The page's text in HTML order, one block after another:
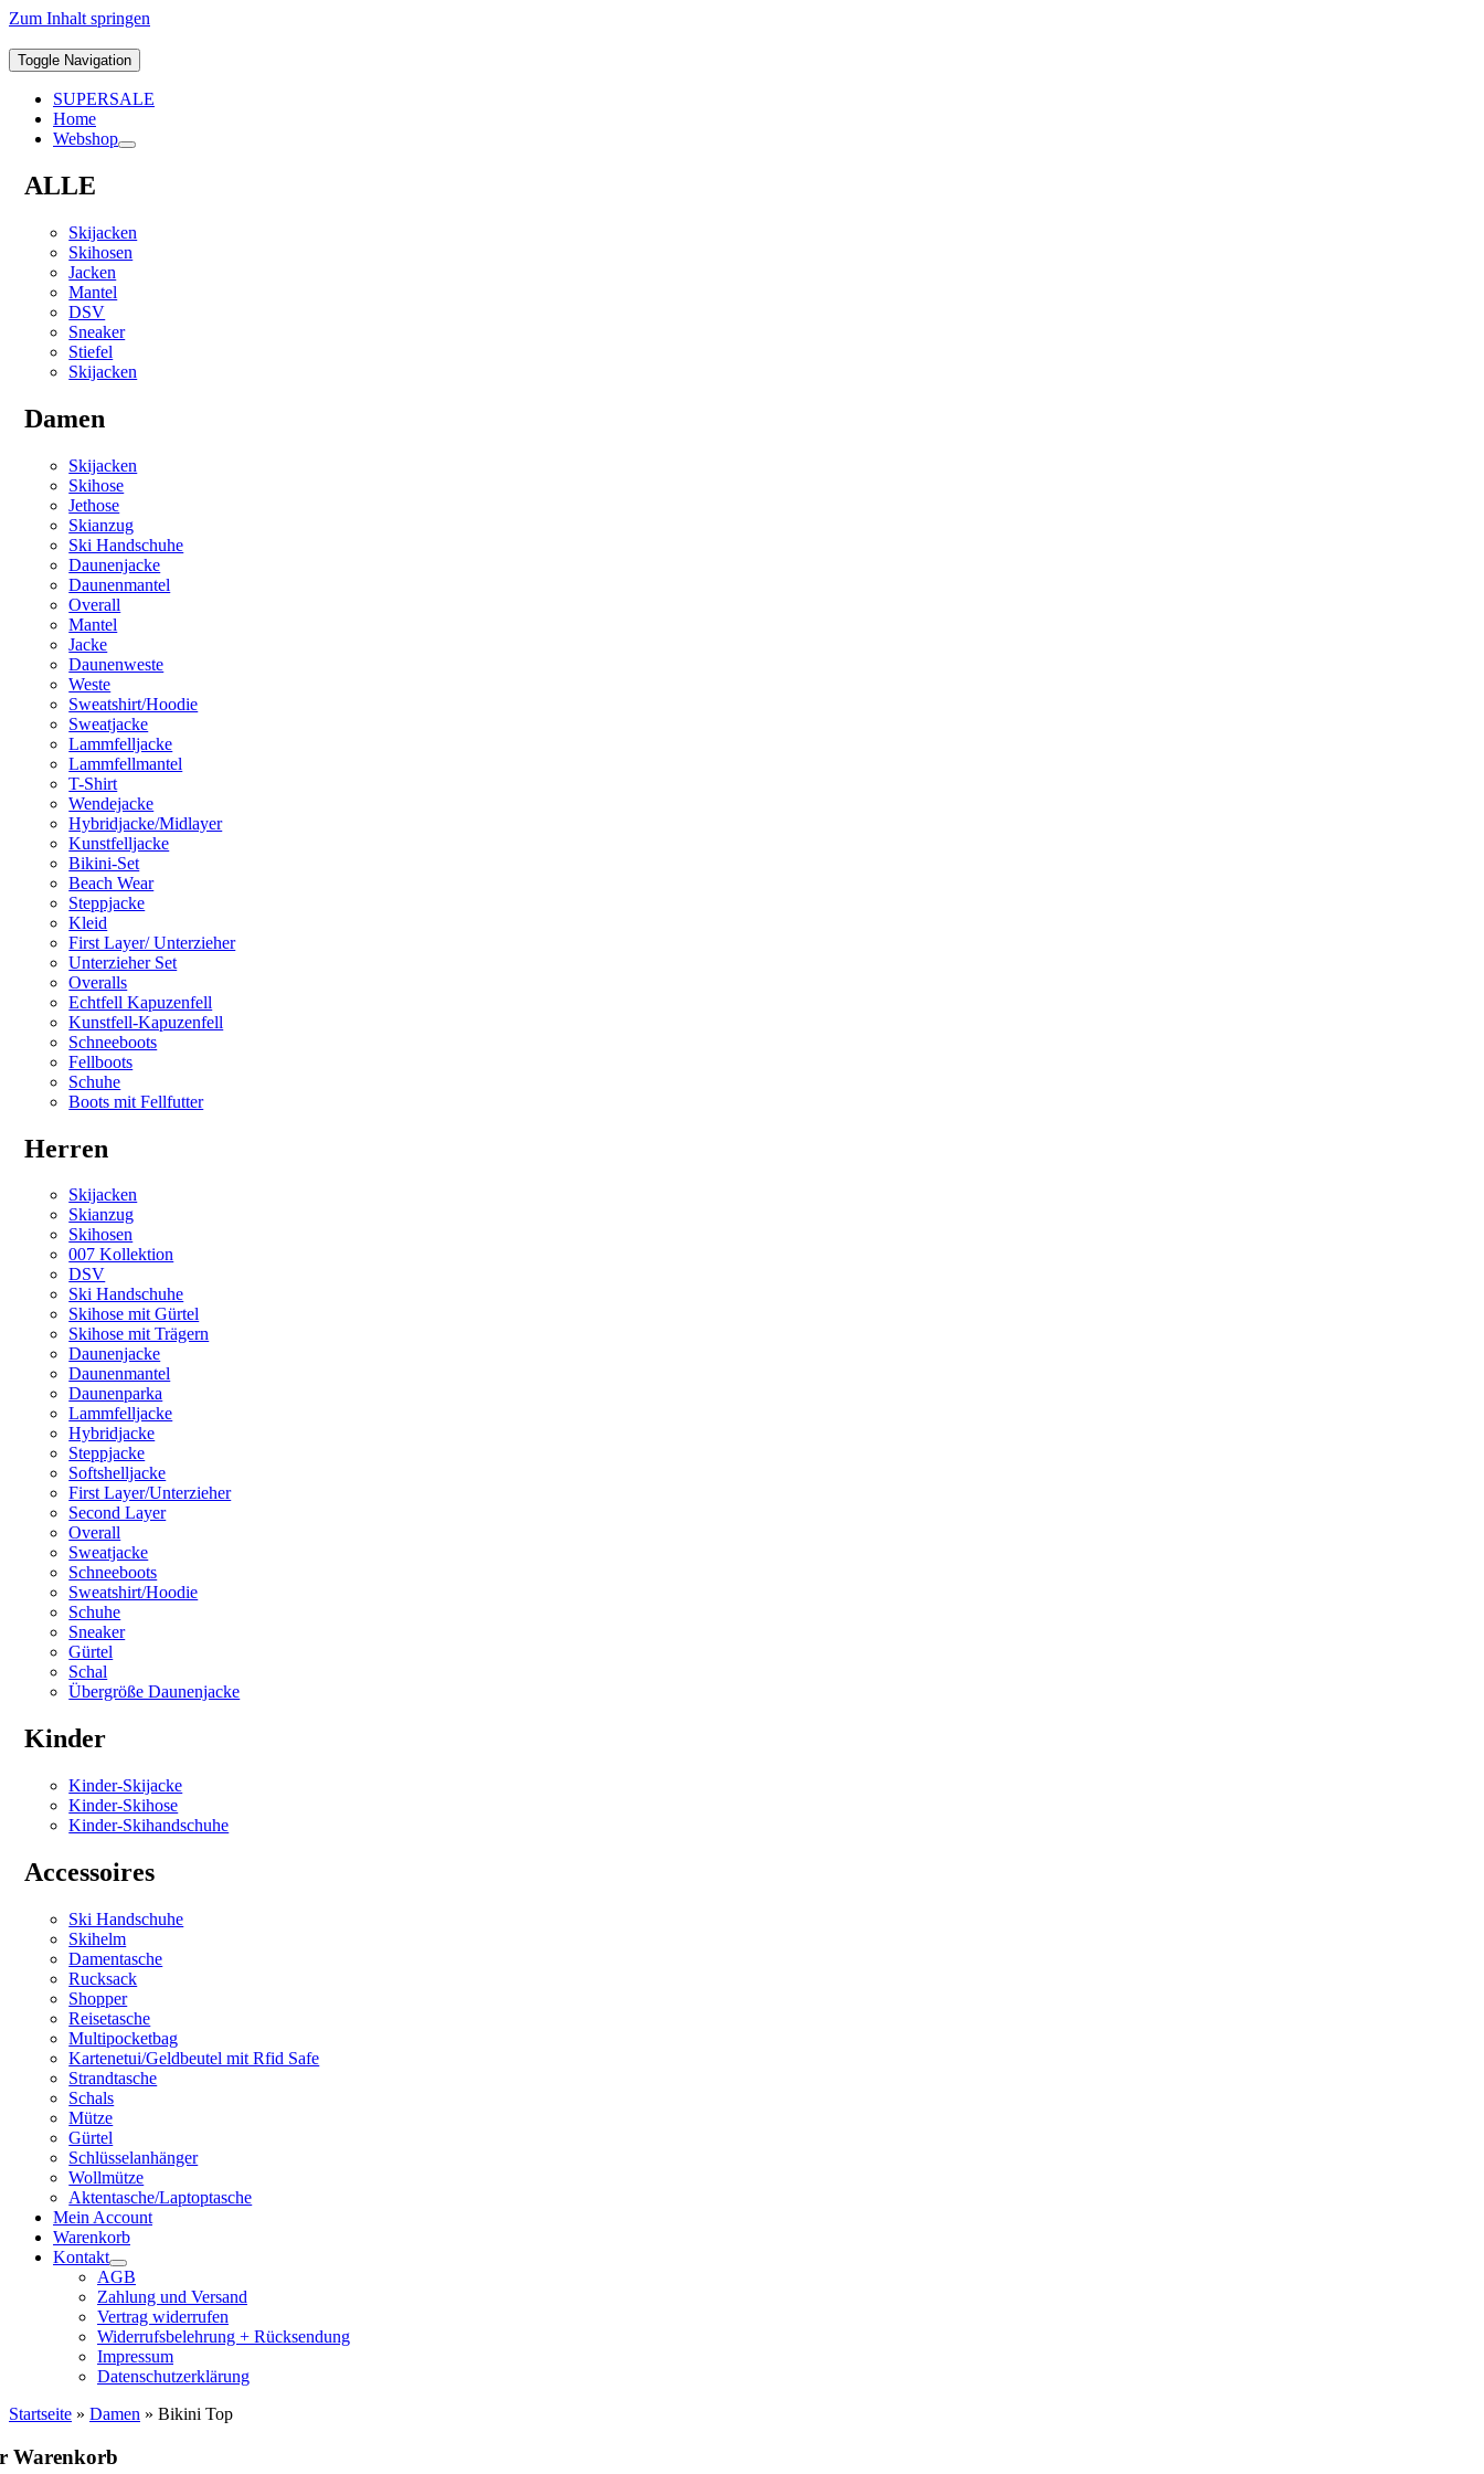
Zum Inhalt springen
Toggle Navigation
SUPERSALE
Home
Webshop
ALLE
Skijacken
Skihosen
Jacken
Mantel
DSV
Sneaker
Stiefel
Skijacken
Damen
Skijacken
Skihose
Jethose
Skianzug
Ski Handschuhe
Daunenjacke
Daunenmantel
Overall
Mantel
Jacke
Daunenweste
Weste
Sweatshirt/Hoodie
Sweatjacke
Lammfelljacke
Lammfellmantel
T-Shirt
Wendejacke
Hybridjacke/Midlayer
Kunstfelljacke
Bikini-Set
Beach Wear
Steppjacke
Kleid
First Layer/ Unterzieher
Unterzieher Set
Overalls
Echtfell Kapuzenfell
Kunstfell-Kapuzenfell
Schneeboots
Fellboots
Schuhe
Boots mit Fellfutter
Herren
Skijacken
Skianzug
Skihosen
007 Kollektion
DSV
Ski Handschuhe
Skihose mit Gürtel
Skihose mit Trägern
Daunenjacke
Daunenmantel
Daunenparka
Lammfelljacke
Hybridjacke
Steppjacke
Softshelljacke
First Layer/Unterzieher
Second Layer
Overall
Sweatjacke
Schneeboots
Sweatshirt/Hoodie
Schuhe
Sneaker
Gürtel
Schal
Übergröße Daunenjacke
Kinder
Kinder-Skijacke
Kinder-Skihose
Kinder-Skihandschuhe
Accessoires
Ski Handschuhe
Skihelm
Damentasche
Rucksack
Shopper
Reisetasche
Multipocketbag
Kartenetui/Geldbeutel mit Rfid Safe
Strandtasche
Schals
Mütze
Gürtel
Schlüsselanhänger
Wollmütze
Aktentasche/Laptoptasche
Mein Account
Warenkorb
Kontakt
AGB
Zahlung und Versand
Vertrag widerrufen
Widerrufsbelehrung + Rücksendung
Impressum
Datenschutzerklärung
Startseite » Damen » Bikini Top
Warenkorb